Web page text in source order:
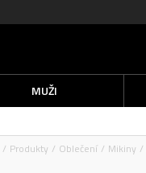
MUŽI
Produkty Oblečení Mikiny